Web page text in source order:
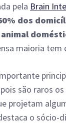
pela Brain
dos
maioria tem
são raros os
projetam
o sócio-